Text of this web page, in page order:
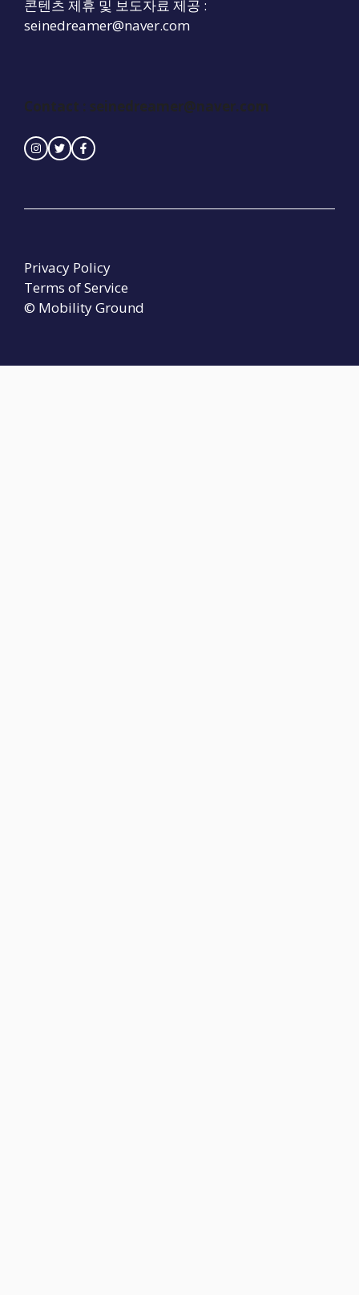
콘텐츠 제휴 및 보도자료 제공 :
seinedreamer@naver.com
Contact : seinedreamer@naver.com
© Mobility Ground
Privacy Policy
Terms of Service